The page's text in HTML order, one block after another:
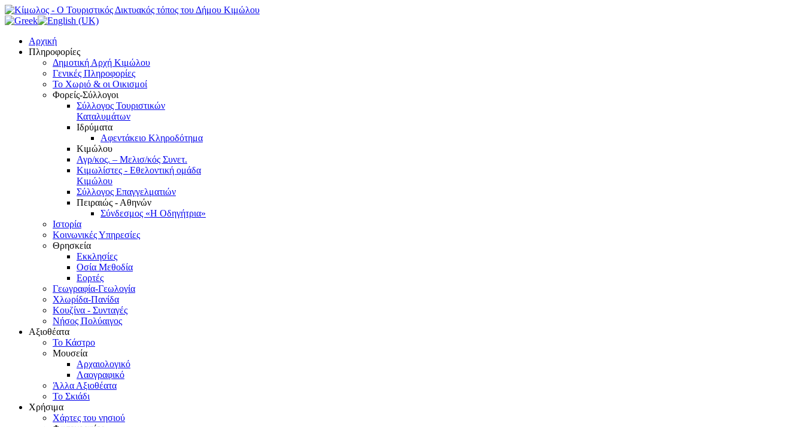
Αρχική
Πληροφορίες
Δημοτική Αρχή Κιμώλου
Γενικές Πληροφορίες
Το Xωριό & οι Οικισμοί
Φορείς-Σύλλογοι
Σύλλογος Τουριστικών
Καταλυμάτων
Ιδρύματα
Αφεντάκειο Κληροδότημα
Κιμώλου
Αγρ/κος. – Μελισ/κός Συνετ.
Κιμωλίστες - Εθελοντική ομάδα
Κιμώλου
Σύλλογος Επαγγελματιών
Πειραιώς - Αθηνών
Σύνδεσμος «Η Οδηγήτρια»
Ιστορία
Κοινωνικές Υπηρεσίες
Θρησκεία
Εκκλησίες
Οσία Μεθοδία
Εορτές
Γεωγραφία-Γεωλογία
Χλωρίδα-Πανίδα
Κουζίνα - Συνταγές
Νήσος Πολύαιγος
Αξιοθέατα
Το Κάστρο
Μουσεία
Αρχαιολογικό
Λαογραφικό
Άλλα Αξιοθέατα
Το Σκιάδι
Χρήσιμα
Χάρτες του νησιού